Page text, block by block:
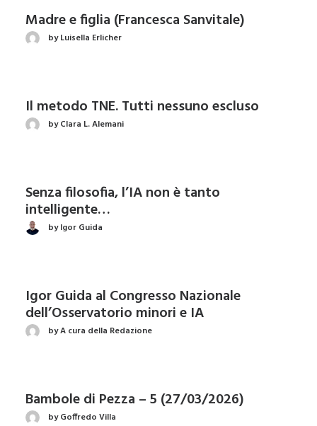
Madre e figlia (Francesca Sanvitale)
by Luisella Erlicher
Il metodo TNE. Tutti nessuno escluso
by Clara L. Alemani
Senza filosofia, l’IA non è tanto
intelligente…
by Igor Guida
Igor Guida al Congresso Nazionale
dell’Osservatorio minori e IA
by A cura della Redazione
Bambole di Pezza – 5 (27/03/2026)
by Goffredo Villa